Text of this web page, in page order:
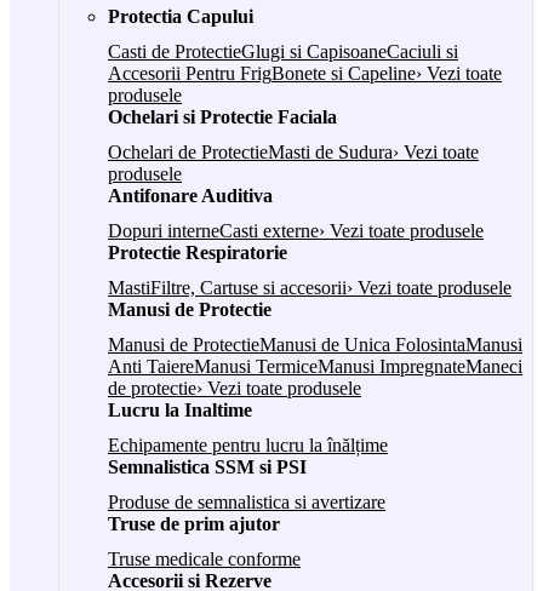
Protectia Capului
Casti de ProtectieGlugi si CapisoaneCaciuli si
Accesorii Pentru FrigBonete si Capeline› Vezi toate
produsele
Ochelari si Protectie Faciala
Ochelari de ProtectieMasti de Sudura› Vezi toate
produsele
Antifonare Auditiva
Dopuri interneCasti externe› Vezi toate produsele
Protectie Respiratorie
MastiFiltre, Cartuse si accesorii› Vezi toate produsele
Manusi de Protectie
Manusi de ProtectieManusi de Unica FolosintaManusi
Anti TaiereManusi TermiceManusi ImpregnateManeci
de protectie› Vezi toate produsele
Lucru la Inaltime
Echipamente pentru lucru la înălțime
Semnalistica SSM si PSI
Produse de semnalistica si avertizare
Truse de prim ajutor
Truse medicale conforme
Accesorii si Rezerve